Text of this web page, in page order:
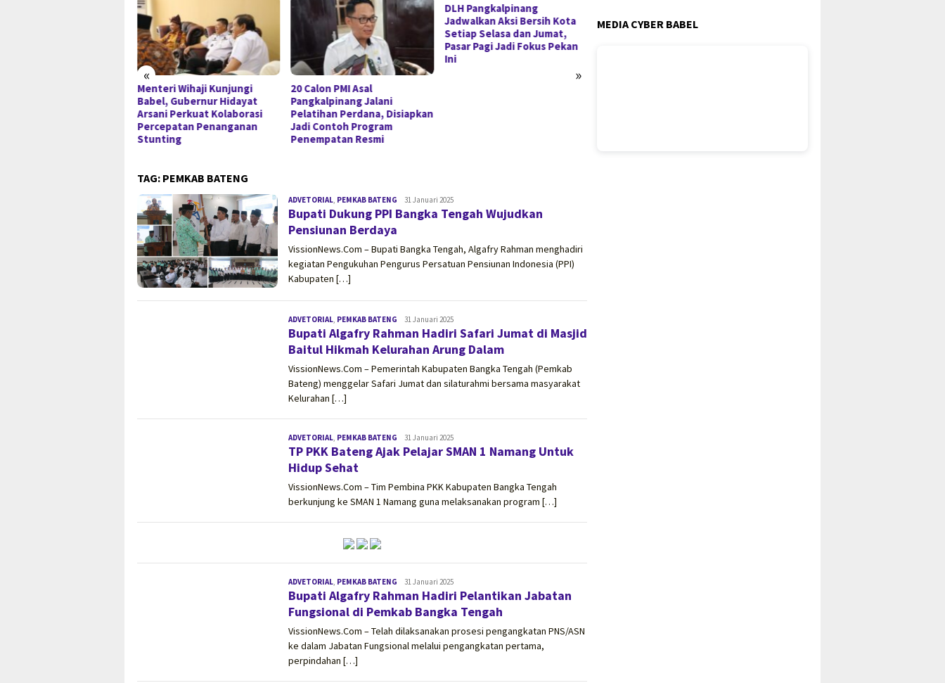
« »
Menteri Wihaji Kunjungi
Babel, Gubernur Hidayat
Arsani Perkuat Kolaborasi
Percepatan Penanganan
Stunting
20 Calon PMI Asal
Pangkalpinang Jalani
Pelatihan Perdana, Disiapkan
Jadi Contoh Program
Penempatan Resmi
DLH Pangkalpinang
Jadwalkan Aksi Bersih Kota
Setiap Selasa dan Jumat,
Pasar Pagi Jadi Fokus Pekan
Ini
TAG: PEMKAB BATENG
ADVETORIAL, PEMKAB BATENG vissionnews.com
31 Januari 2025
Bupati Dukung PPI Bangka Tengah Wujudkan
Pensiunan Berdaya
VissionNews.Com – Bupati Bangka Tengah, Algafry Rahman menghadiri
kegiatan Pengukuhan Pengurus Persatuan Pensiunan Indonesia (PPI)
Kabupaten […]
ADVETORIAL, PEMKAB BATENG vissionnews.com
31 Januari 2025
Bupati Algafry Rahman Hadiri Safari Jumat di Masjid
Baitul Hikmah Kelurahan Arung Dalam
VissionNews.Com – Pemerintah Kabupaten Bangka Tengah (Pemkab
Bateng) menggelar Safari Jumat dan silaturahmi bersama masyarakat
Kelurahan […]
ADVETORIAL, PEMKAB BATENG vissionnews.com
31 Januari 2025
TP PKK Bateng Ajak Pelajar SMAN 1 Namang Untuk
Hidup Sehat
VissionNews.Com – Tim Pembina PKK Kabupaten Bangka Tengah
berkunjung ke SMAN 1 Namang guna melaksanakan program […]
ADVETORIAL, PEMKAB BATENG vissionnews.com
31 Januari 2025
Bupati Algafry Rahman Hadiri Pelantikan Jabatan
Fungsional di Pemkab Bangka Tengah
VissionNews.Com – Telah dilaksanakan prosesi pengangkatan PNS/ASN
ke dalam Jabatan Fungsional melalui pengangkatan pertama,
perpindahan […]
MEDIA CYBER BABEL